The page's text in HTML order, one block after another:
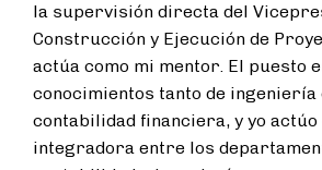
la supervisión directa del
Construcción y Ejecución de
actúa como mi mentor. El puesto
conocimientos tanto de ingeniería
contabilidad financiera, y yo actúo
integradora entre los